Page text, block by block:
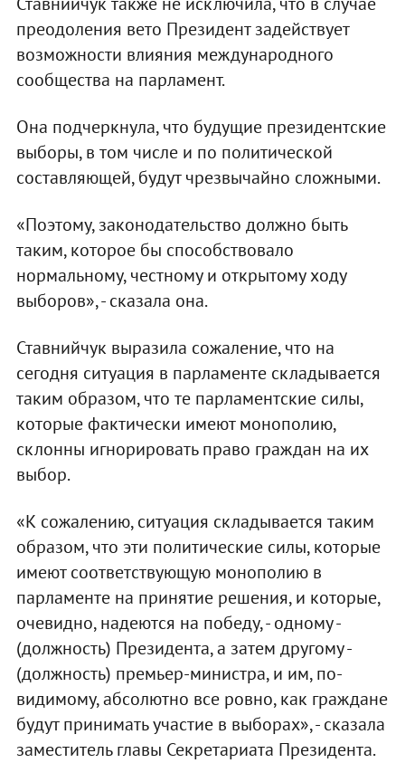
преодоления вето Президент задействует
возможности влияния международного
сообщества на парламент.
Она подчеркнула, что будущие президентские
выборы, в том числе и по политической
составляющей, будут чрезвычайно сложными.
«Поэтому, законодательство должно быть
таким, которое бы способствовало
нормальному, честному и открытому ходу
выборов», - сказала она.
Ставнийчук выразила сожаление, что на
сегодня ситуация в парламенте складывается
таким образом, что те парламентские силы,
которые фактически имеют монополию,
склонны игнорировать право граждан на их
выбор.
«К сожалению, ситуация складывается таким
образом, что эти политические силы, которые
имеют соответствующую монополию в
парламенте на принятие решения, и которые,
очевидно, надеются на победу, - одному -
(должность) Президента, а затем другому -
(должность) премьер-министра, и им, по-
видимому, абсолютно все ровно, как граждане
будут принимать участие в выборах», - сказала
заместитель главы Секретариата Президента.